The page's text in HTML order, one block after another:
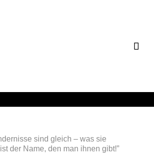

sind gleich – was sie
der Name, den man ihnen gibt!”